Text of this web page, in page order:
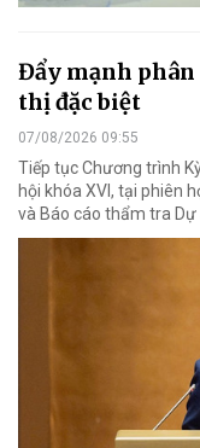
Đẩy mạnh phân
thị đặc biệt
07/08/2026 09:55
Tiếp tục Chương trình
hội khóa XVI, tại phiên
và Báo cáo thẩm tra